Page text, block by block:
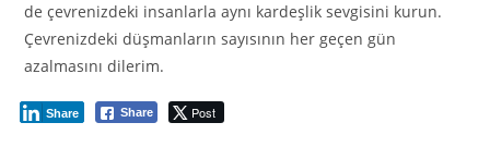
de çevrenizdeki insanlarla aynı kardeşlik sevgisini kurun.
Çevrenizdeki düşmanların sayısının her geçen gün
azalmasını dilerim.
Share Post
Share